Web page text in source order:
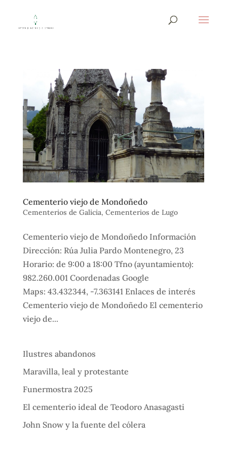
Cementerio viejo de Mondoñedo
Cementerios de Galicia, Cementerios de Lugo
Cementerio viejo de Mondoñedo Información
Dirección: Rúa Julia Pardo Montenegro, 23
Horario: de 9:00 a 18:00 Tfno (ayuntamiento):
982.260.001 Coordenadas Google
Maps: 43.432344, -7.363141 Enlaces de interés
Cementerio viejo de Mondoñedo El cementerio
viejo de...
Ilustres abandonos
Maravilla, leal y protestante
Funermostra 2025
El cementerio ideal de Teodoro Anasagasti
John Snow y la fuente del cólera